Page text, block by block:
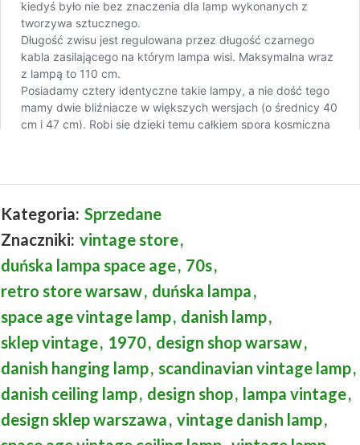
Kategoria: Sprzedane
Znaczniki: vintage store,
duńska lampa space age, 70s,
retro store warsaw, duńska lampa,
space age vintage lamp, danish lamp,
sklep vintage, 1970, design shop warsaw,
danish hanging lamp, scandinavian vintage lamp,
danish ceiling lamp, design shop, lampa vintage,
design sklep warszawa, vintage danish lamp,